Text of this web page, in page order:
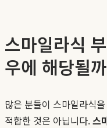
스마일라식
우에 해당될
많은 분들이 스마일라식
적합한 것은 아닙니다.스